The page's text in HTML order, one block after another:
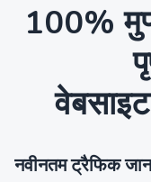
100%
नवीनतम ट्रैफिक